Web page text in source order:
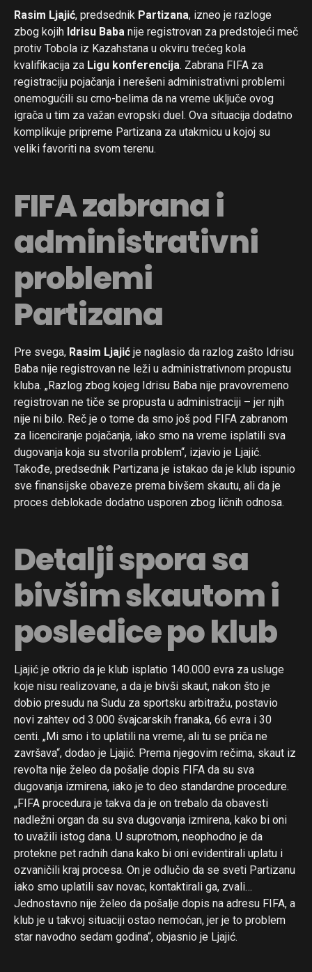
Rasim Ljajić, predsednik Partizana, izneo je razloge
zbog kojih Idrisu Baba nije registrovan za predstojeći meč
protiv Tobola iz Kazahstana u okviru trećeg kola
kvalifikacija za Ligu konferencija. Zabrana FIFA za
registraciju pojačanja i nerešeni administrativni problemi
onemogućili su crno-belima da na vreme uključe ovog
igrača u tim za važan evropski duel. Ova situacija dodatno
komplikuje pripreme Partizana za utakmicu u kojoj su
veliki favoriti na svom terenu.
FIFA zabrana i
administrativni
problemi
Partizana
Pre svega, Rasim Ljajić je naglasio da razlog zašto Idrisu
Baba nije registrovan ne leži u administrativnom propustu
kluba. „Razlog zbog kojeg Idrisu Baba nije pravovremeno
registrovan ne tiče se propusta u administraciji – jer njih
nije ni bilo. Reč je o tome da smo još pod FIFA zabranom
za licenciranje pojačanja, iako smo na vreme isplatili sva
dugovanja koja su stvorila problem“, izjavio je Ljajić.
Takođe, predsednik Partizana je istakao da je klub ispunio
sve finansijske obaveze prema bivšem skautu, ali da je
proces deblokade dodatno usporen zbog ličnih odnosa.
Detalji spora sa
bivšim skautom i
posledice po klub
Ljajić je otkrio da je klub isplatio 140.000 evra za usluge
koje nisu realizovane, a da je bivši skaut, nakon što je
dobio presudu na Sudu za sportsku arbitražu, postavio
novi zahtev od 3.000 švajcarskih franaka, 66 evra i 30
centi. „Mi smo i to uplatili na vreme, ali tu se priča ne
završava“, dodao je Ljajić. Prema njegovim rečima, skaut iz
revolta nije želeo da pošalje dopis FIFA da su sva
dugovanja izmirena, iako je to deo standardne procedure.
„FIFA procedura je takva da je on trebalo da obavesti
nadležni organ da su sva dugovanja izmirena, kako bi oni
to uvažili istog dana. U suprotnom, neophodno je da
protekne pet radnih dana kako bi oni evidentirali uplatu i
ozvaničili kraj procesa. On je odlučio da se sveti Partizanu
iako smo uplatili sav novac, kontaktirali ga, zvali…
Jednostavno nije želeo da pošalje dopis na adresu FIFA, a
klub je u takvoj situaciji ostao nemoćan, jer je to problem
star navodno sedam godina“, objasnio je Ljajić.